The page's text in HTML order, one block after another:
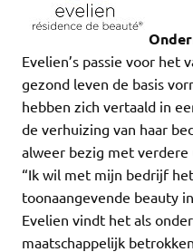
Evelien’s passie voor het
gezond leven de basis
hebben zich vertaald in
de verhuizing van haar
alweer bezig met
“Ik wil met mijn bedrijf
toonaangevende beauty
Evelien vindt het als
maatschappelijk